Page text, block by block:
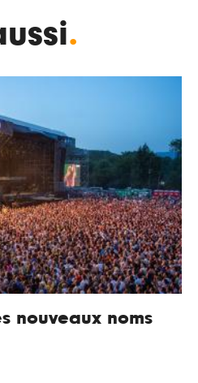
.
nouveaux noms